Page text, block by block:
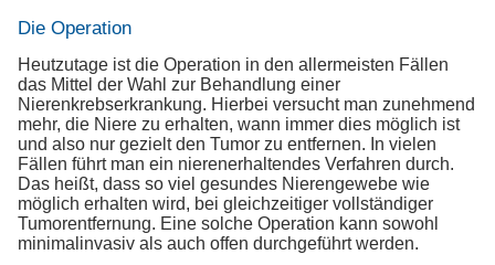
Die Operation
Heutzutage ist die Operation in den allermeisten Fällen
das Mittel der Wahl zur Behandlung einer
Nierenkrebserkrankung. Hierbei versucht man zunehmend
mehr, die Niere zu erhalten, wann immer dies möglich ist
und also nur gezielt den Tumor zu entfernen. In vielen
Fällen führt man ein nierenerhaltendes Verfahren durch.
Das heißt, dass so viel gesundes Nierengewebe wie
möglich erhalten wird, bei gleichzeitiger vollständiger
Tumorentfernung. Eine solche Operation kann sowohl
minimalinvasiv als auch offen durchgeführt werden.